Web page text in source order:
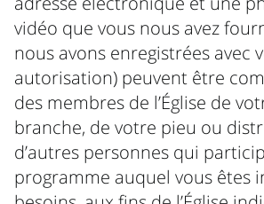
vidéo que vous nous avez
nous avons enregistrées avec
autorisation) peuvent être
des membres de l’Église de
branche, de votre pieu ou
d’autres personnes qui
programme auquel vous êtes